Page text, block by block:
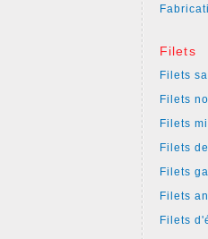
Filets
Filets
Filets
Filets
Filets
Filets
Filets
Filets